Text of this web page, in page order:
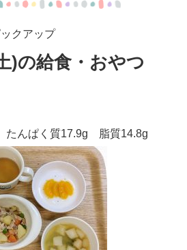
クアップ
)の給食・おやつ
たんぱく質17.9g 脂質14.8g